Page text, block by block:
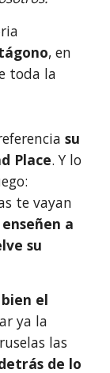
, en
toda la
su
Place. Y lo
te vayan
a
su
el
ya la
las
de lo